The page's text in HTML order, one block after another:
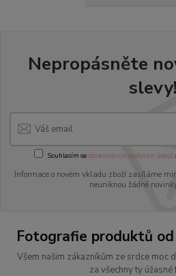
Nepropásněte
slevy!
Souhlasím se zpracováním osobních údajů
Informace o novém vkladu zboží zasíláme
neuniknou žádné
Fotografie produktů od
Všem našim zákazníkům ze srdce moc
za všechny ty